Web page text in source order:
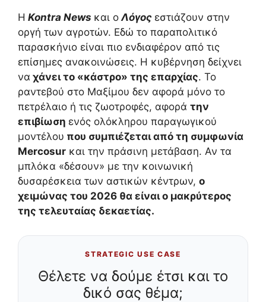
Η Kontra News και ο Λόγος εστιάζουν στην
οργή των αγροτών. Εδώ το παραπολιτικό
παρασκήνιο είναι πιο ενδιαφέρον από τις
επίσημες ανακοινώσεις. Η κυβέρνηση δείχνει
να χάνει το «κάστρο» της επαρχίας. Το
ραντεβού στο Μαξίμου δεν αφορά μόνο το
πετρέλαιο ή τις ζωοτροφές, αφορά την
επιβίωση ενός ολόκληρου παραγωγικού
μοντέλου που συμπιέζεται από τη συμφωνία
Mercosur και την πράσινη μετάβαση. Αν τα
μπλόκα «δέσουν» με την κοινωνική
δυσαρέσκεια των αστικών κέντρων, ο
χειμώνας του 2026 θα είναι ο μακρύτερος
της τελευταίας δεκαετίας.
STRATEGIC USE CASE
Θέλετε να δούμε έτσι και το
δικό σας θέμα;